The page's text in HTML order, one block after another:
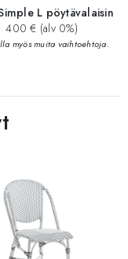
L pöytävalaisin
400 € (alv 0%)
myös muita vaihtoehtoja.